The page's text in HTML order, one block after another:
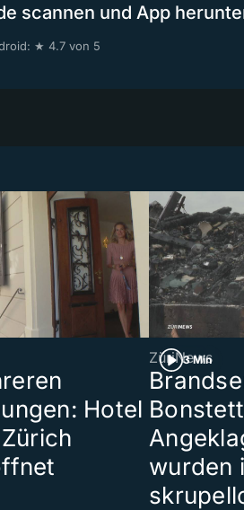
scannen und App
★ 4.7 von 5
Hotel
3 Min
ZüriNews
wurden